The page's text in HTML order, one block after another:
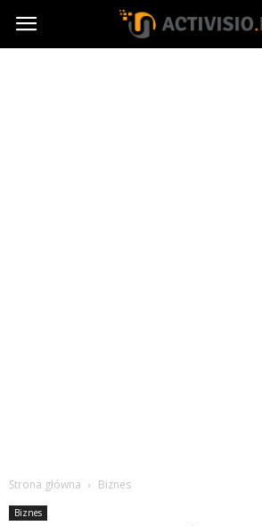
Activisio.pl
Strona główna Biznes
Biznes